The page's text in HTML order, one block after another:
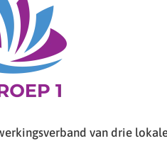
van drie